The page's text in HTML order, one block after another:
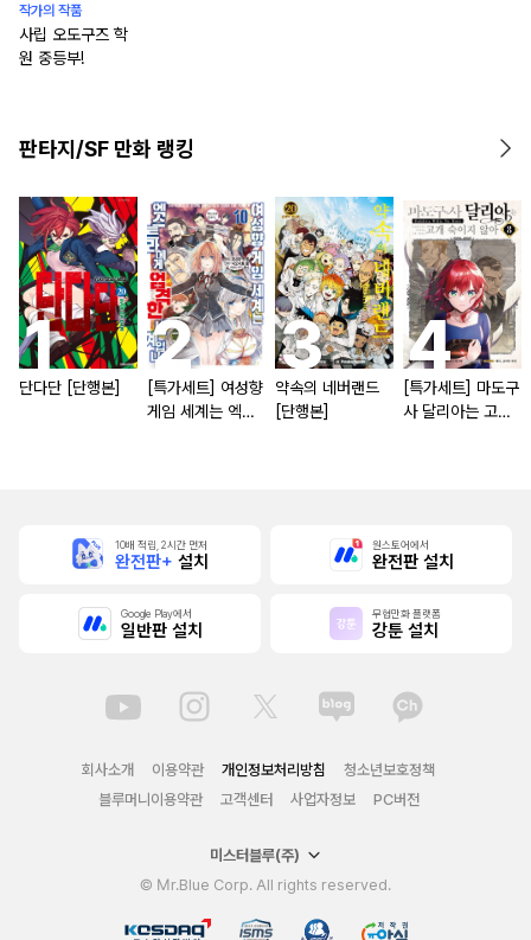
작가의 작품
사립 오도구즈 학
원 중등부!
판타지/SF 만화 랭킹
단다단 [단행본]
[특가세트] 여성향
게임 세계는 엑스
약속의 네버랜드
[단행본]
[특가세트] 마도구
사 달리아는 고개
10배 적립, 2시간 먼저
완전판+ 설치
원스토어에서
완전판 설치
Google Play에서
일반판 설치
무협만화 플랫폼
강툰 설치
회사소개 이용약관 개인정보처리방침
청소년보호정책
블루머니이용약관
고객센터 사업자정보 PC버전
미스터블루(주)
© Mr.Blue Corp. All rights reserved.